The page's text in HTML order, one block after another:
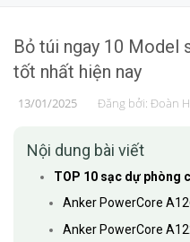
Bỏ túi ngay 10 Model
tốt nhất hiện nay
13/01/2025 Đăng bởi: Đoàn
Nội dung bài viết
TOP 10 sạc dự phòng
Anker PowerCore
Anker PowerCore